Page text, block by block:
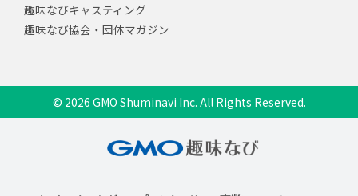
趣味なびキャスティング
趣味なび協会・団体マガジン
© 2026 GMO Shuminavi Inc. All Rights Reserved.